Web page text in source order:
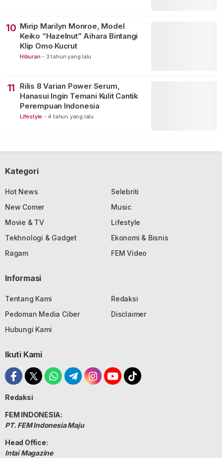
10 Mirip Marilyn Monroe, Model
Keiko “Hazelnut” Aihara Bintangi
Klip Omo Kucrut
Hiburan - 3 tahun yang lalu
11
Rilis 8 Varian Power Serum,
Hanasui Ingin Temani Kulit Cantik
Perempuan Indonesia
Lifestyle - 4 tahun yang lalu
Kategori
Hot News
Selebriti
New Comer
Music
Movie & TV
Lifestyle
Tekhnologi & Gadget
Ekonomi & Bisnis
Ragam
FEM Video
Informasi
Tentang Kami
Redaksi
Pedoman Media Ciber
Disclaimer
Hubungi Kami
Ikuti Kami
Redaksi
FEM INDONESIA:
PT. FEM Indonesia Maju
Head Office:
Intai Magazine